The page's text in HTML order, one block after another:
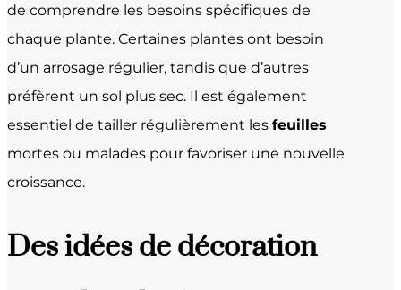
de comprendre les besoins spécifiques de
chaque plante. Certaines plantes ont besoin
d’un arrosage régulier, tandis que d’autres
préfèrent un sol plus sec. Il est également
essentiel de tailler régulièrement les feuilles
mortes ou malades pour favoriser une nouvelle
croissance.
Des idées de décoration